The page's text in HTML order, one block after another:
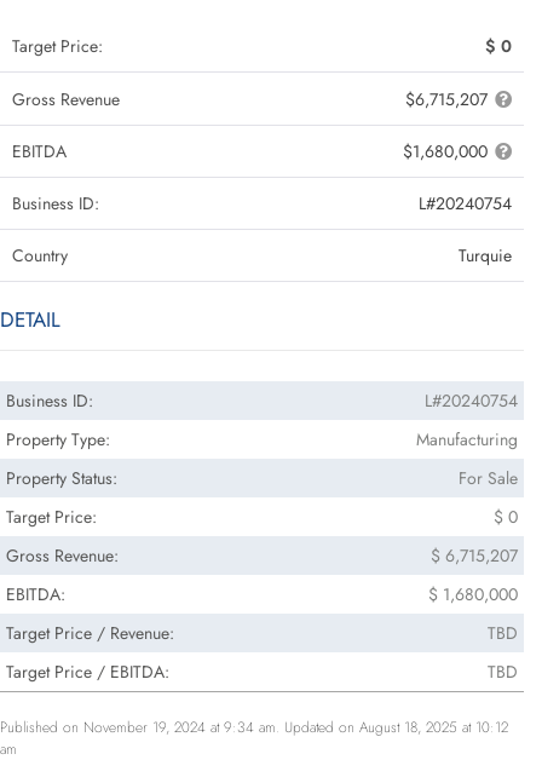
Target Price: $ 0
Gross Revenue $6,715,207
EBITDA $1,680,000
Business ID: L#20240754
Country Turquie
DETAIL
Business ID:
L#20240754
Property Type:
Manufacturing
Property Status:
For Sale
Target Price:
$ 0
Gross Revenue:
$ 6,715,207
EBITDA:
$ 1,680,000
Target Price / Revenue:
TBD
Target Price / EBITDA:
TBD
Published on November 19, 2024 at 9:34 am. Updated on August 18, 2025 at 10:12
am